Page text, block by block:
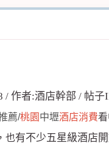
薦/桃園 中壢酒店消費
也有不少五星級酒店